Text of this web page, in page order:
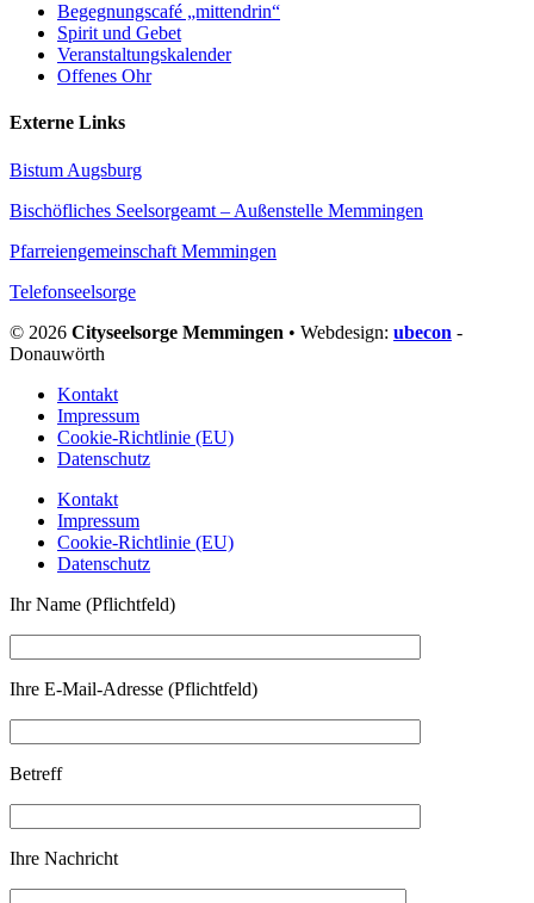
Begegnungscafé „mittendrin“
Spirit und Gebet
Veranstaltungskalender
Offenes Ohr
Externe Links
Bistum Augsburg
Bischöfliches Seelsorgeamt – Außenstelle Memmingen
Pfarreiengemeinschaft Memmingen
Telefonseelsorge
© 2026 Cityseelsorge Memmingen • Webdesign: ubecon -
Donauwörth
Kontakt
Impressum
Cookie-Richtlinie (EU)
Datenschutz
Kontakt
Impressum
Cookie-Richtlinie (EU)
Datenschutz
Ihr Name (Pflichtfeld)
Ihre E-Mail-Adresse (Pflichtfeld)
Betreff
Ihre Nachricht